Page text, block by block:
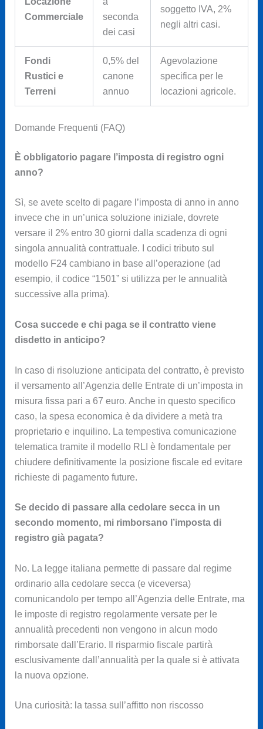
Commerciale
seconda
dei casi
soggetto IVA, 2%
negli altri casi.
Fondi
Rustici e
Terreni
0,5% del
canone
annuo
Agevolazione
specifica per le
locazioni agricole.
Domande Frequenti (FAQ)
È obbligatorio pagare l’imposta di registro ogni
anno?
Sì, se avete scelto di pagare l’imposta di anno in anno
invece che in un’unica soluzione iniziale, dovrete
versare il 2% entro 30 giorni dalla scadenza di ogni
singola annualità contrattuale. I codici tributo sul
modello F24 cambiano in base all’operazione (ad
esempio, il codice “1501” si utilizza per le annualità
successive alla prima).
Cosa succede e chi paga se il contratto viene
disdetto in anticipo?
In caso di risoluzione anticipata del contratto, è previsto
il versamento all’Agenzia delle Entrate di un’imposta in
misura fissa pari a 67 euro. Anche in questo specifico
caso, la spesa economica è da dividere a metà tra
proprietario e inquilino. La tempestiva comunicazione
telematica tramite il modello RLI è fondamentale per
chiudere definitivamente la posizione fiscale ed evitare
richieste di pagamento future.
Se decido di passare alla cedolare secca in un
secondo momento, mi rimborsano l’imposta di
registro già pagata?
No. La legge italiana permette di passare dal regime
ordinario alla cedolare secca (e viceversa)
comunicandolo per tempo all’Agenzia delle Entrate, ma
le imposte di registro regolarmente versate per le
annualità precedenti non vengono in alcun modo
rimborsate dall’Erario. Il risparmio fiscale partirà
esclusivamente dall’annualità per la quale si è attivata
la nuova opzione.
Una curiosità: la tassa sull’affitto non riscosso